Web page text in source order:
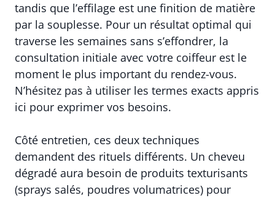
tandis que l’effilage est une finition de matière
par la souplesse. Pour un résultat optimal qui
traverse les semaines sans s’effondrer, la
consultation initiale avec votre coiffeur est le
moment le plus important du rendez-vous.
N’hésitez pas à utiliser les termes exacts appris
ici pour exprimer vos besoins.
Côté entretien, ces deux techniques
demandent des rituels différents. Un cheveu
dégradé aura besoin de produits texturisants
(sprays salés, poudres volumatrices) pour